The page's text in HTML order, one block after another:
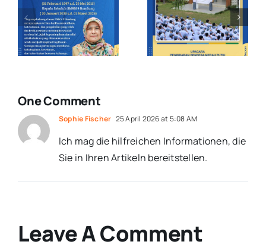
Merah Putih
: Raih lah
Visi atau
Masa Depan
di MPLS
Jawa Barat
One Comment
Sophie Fischer 25 April 2026 at 5:08 AM
Ich mag die hilfreichen Informationen, die
Sie in Ihren Artikeln bereitstellen.
Leave A Comment